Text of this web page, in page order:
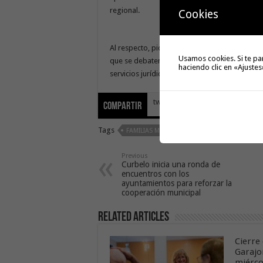
regional.
Al respecto, pidió a los grupos que sigan
que se debaten y tramitan, “por lo que
servicios jurídicos de la Cámara por el gran
Compartir tweet
Tags FAMILIAS MÁS VULNERABLES
Previous
Curbelo inicia una ronda de
encuentros con los
ayuntamientos para reforzar la
cooperación municipal
Related Articles
Cierre
Cookies
Usamos cookies. Si te
haciendo clic en